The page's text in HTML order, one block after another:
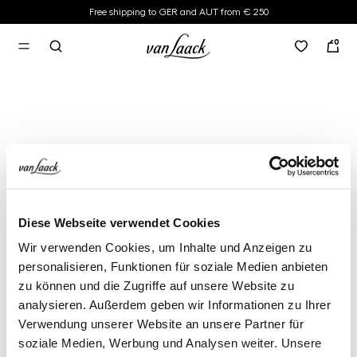
Diese Webseite verwendet Cookies
Wir verwenden Cookies, um Inhalte und Anzeigen zu
personalisieren, Funktionen für soziale Medien anbieten
zu können und die Zugriffe auf unsere Website zu
analysieren. Außerdem geben wir Informationen zu Ihrer
Verwendung unserer Website an unsere Partner für
soziale Medien, Werbung und Analysen weiter. Unsere
Free shipping to GER and AUT from € 250
0